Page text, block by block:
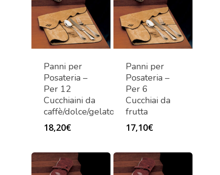
Panni per
Posateria –
Per 12
Cucchiaini da
caffè/dolce/gelato
18,20€
Panni per
Posateria –
Per 6
Cucchiai da
frutta
17,10€